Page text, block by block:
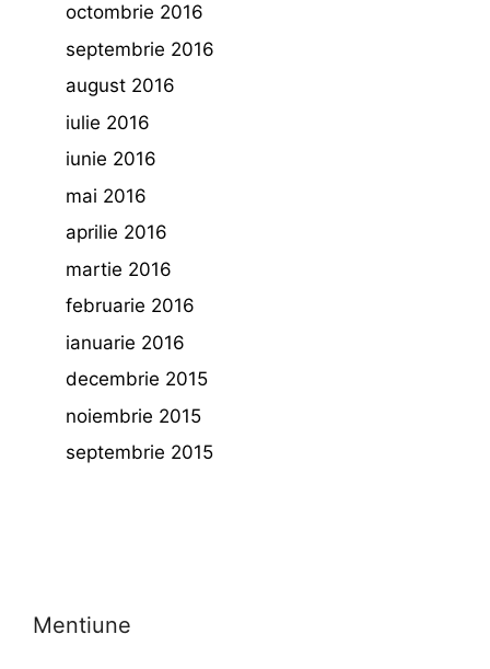
octombrie 2016
septembrie 2016
august 2016
iulie 2016
iunie 2016
mai 2016
aprilie 2016
martie 2016
februarie 2016
ianuarie 2016
decembrie 2015
noiembrie 2015
septembrie 2015
Mentiune